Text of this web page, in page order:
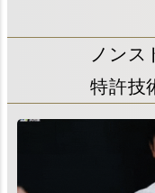
ノンス
特許技